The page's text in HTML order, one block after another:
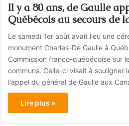
Il y a 80 ans, de Gaulle
Québécois au secours de
Le samedi 1er août avait lieu une
monument Charles-De Gaulle à
Commission franco-québécoise sur
communs. Celle-ci visait à souligner
l'appel du général de Gaulle aux
Lire plus »